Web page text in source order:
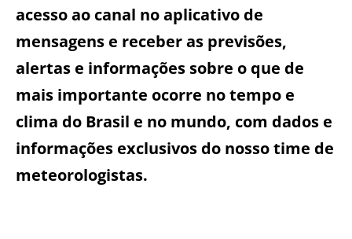
acesso ao canal no aplicativo de
mensagens e receber as previsões,
alertas e informações sobre o que de
mais importante ocorre no tempo e
clima do Brasil e no mundo, com dados e
informações exclusivos do nosso time de
meteorologistas.